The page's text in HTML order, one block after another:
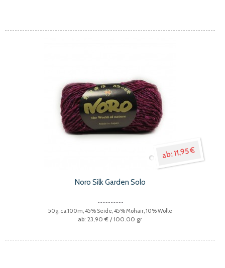
11,95 €
Noro Silk Garden Solo
50g, ca.100m, 45% Seide, 45% Mohair, 10% Wolle
23,90 € / 100.00 gr